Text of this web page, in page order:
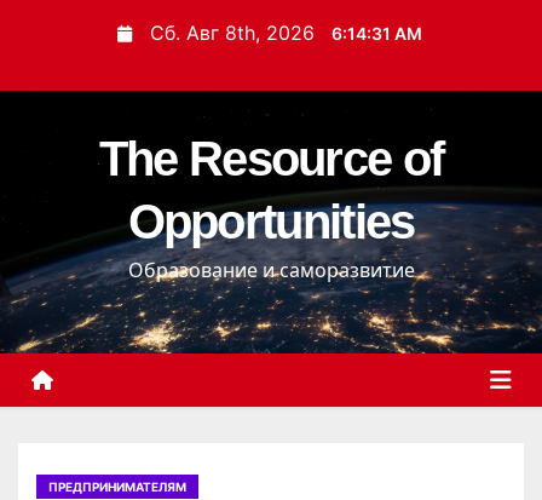
и
с
о
д
Сб. Авг 8th, 2026 6:14:32 AM
The Resource of
Opportunities
Образование и саморазвитие
ПРЕДПРИНИМАТЕЛЯМ